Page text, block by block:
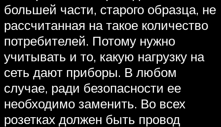
большей части, старого образца, не
рассчитанная на такое количество
потребителей. Потому нужно
учитывать и то, какую нагрузку на
сеть дают приборы. В любом
случае, ради безопасности ее
необходимо заменить. Во всех
розетках должен быть провод